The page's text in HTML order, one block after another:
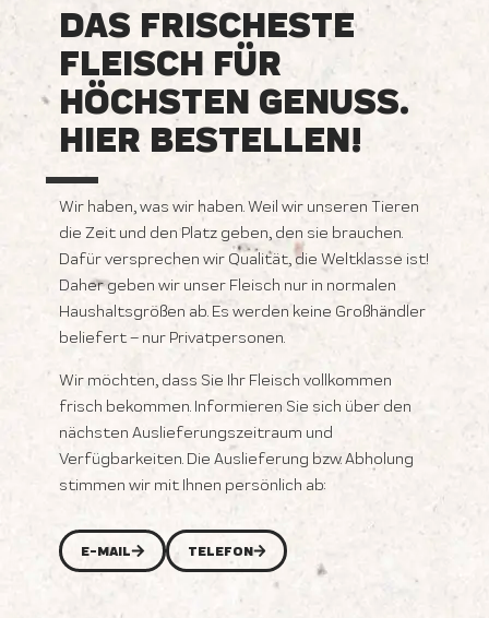
DAS FRISCHESTE
FLEISCH FÜR
HÖCHSTEN GENUSS.
HIER BESTELLEN!
Wir haben, was wir haben. Weil wir unseren Tieren
die Zeit und den Platz geben, den sie brauchen.
Dafür versprechen wir Qualität, die Weltklasse ist!
Daher geben wir unser Fleisch nur in normalen
Haushaltsgrößen ab. Es werden keine Großhändler
beliefert – nur Privatpersonen.
Wir möchten, dass Sie Ihr Fleisch vollkommen
frisch bekommen. Informieren Sie sich über den
nächsten Auslieferungszeitraum und
Verfügbarkeiten. Die Auslieferung bzw. Abholung
stimmen wir mit Ihnen persönlich ab:
E-MAIL TELEFON